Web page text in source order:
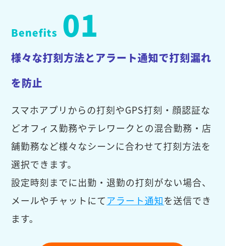
Benefits 01
様々な打刻方法とアラート通知で打刻漏れ
を防止
スマホアプリからの打刻やGPS打刻・顔認証な
どオフィス勤務やテレワークとの混合勤務・店
舗勤務など様々なシーンに合わせて打刻方法を
選択できます。
設定時刻までに出勤・退勤の打刻がない場合、
メールやチャットにてアラート通知を送信でき
ます。